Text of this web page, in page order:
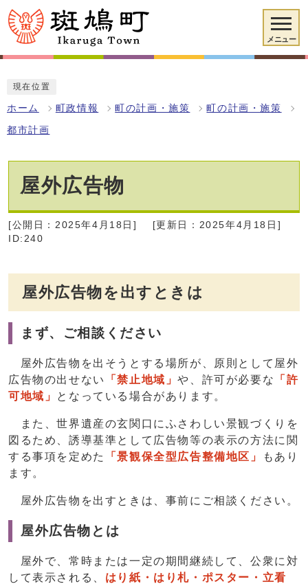
メニュー
現在位置
ホーム 町政情報 町の計画・施策 町の計画・施策
都市計画
屋外広告物
[公開日：2025年4月18日]
[更新日：2025年4月18日]
ID:240
屋外広告物を出すときは
まず、ご相談ください
屋外広告物を出そうとする場所が、原則として屋外
広告物の出せない
「禁止地域」や、許可が必要な
「許
可地域」 となっている場合があります。
また、世界遺産の玄関口にふさわしい景観づくりを
図るため、誘導基準として広告物等の表示の方法に関
する事項を定めた
「景観保全型広告整備地区」
もあり
ます。
屋外広告物を出すときは、事前にご相談ください。
屋外広告物とは
屋外で、常時または一定の期間継続して、公衆に対
して表示される、 はり紙・はり札・ポスター・立看